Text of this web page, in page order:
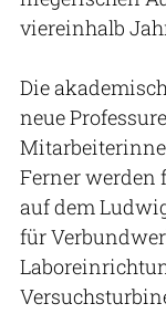
viereinhalb
Die
neue
Ferner werden
auf dem
für